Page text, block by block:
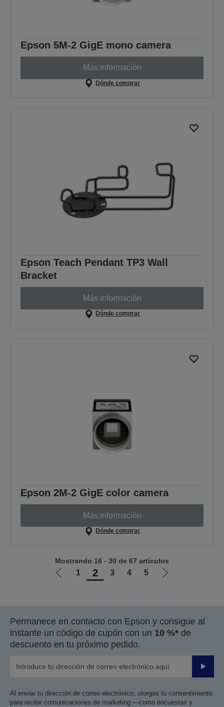
Epson 5M-2 GigE mono camera
Más información
Dónde comprar
Epson Teach Pendant TP3 Wall
Bracket
Más información
Dónde comprar
Epson 2M-2 GigE color camera
Más información
Dónde comprar
Ir
anterior
1 2 3 4 5
Ir
siguiente
Mostrando 16 - 30 de 67 artículos
Permanece en contacto con Epson y consigue al
instante un código de cupón con un 10 %* de
descuento en tu próximo pedido.
Enviar
Al enviar tu dirección de correo electrónico, otorgas tu consentimiento
para recibir comunicaciones de marketing —como encuestas y